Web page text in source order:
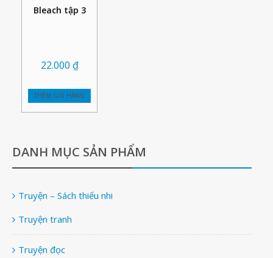
Bleach tập 3
22.000 ₫
THÊM GIỎ HÀNG
DANH MỤC SẢN PHẨM
Truyện – Sách thiếu nhi
Truyện tranh
Truyện đọc